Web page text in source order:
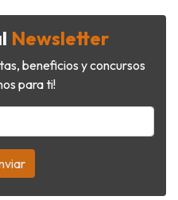
Newsletter
beneficios y concursos
para ti!